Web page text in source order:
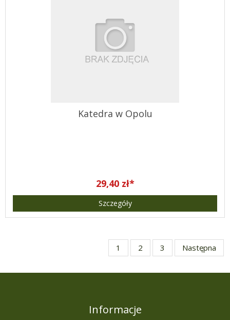
Katedra w Opolu
29,40 zł*
Szczegóły
1 2 3 Następna
Informacje